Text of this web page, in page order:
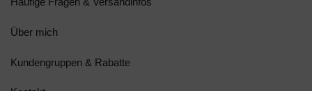
Über mich
Kundengruppen & Rabatte